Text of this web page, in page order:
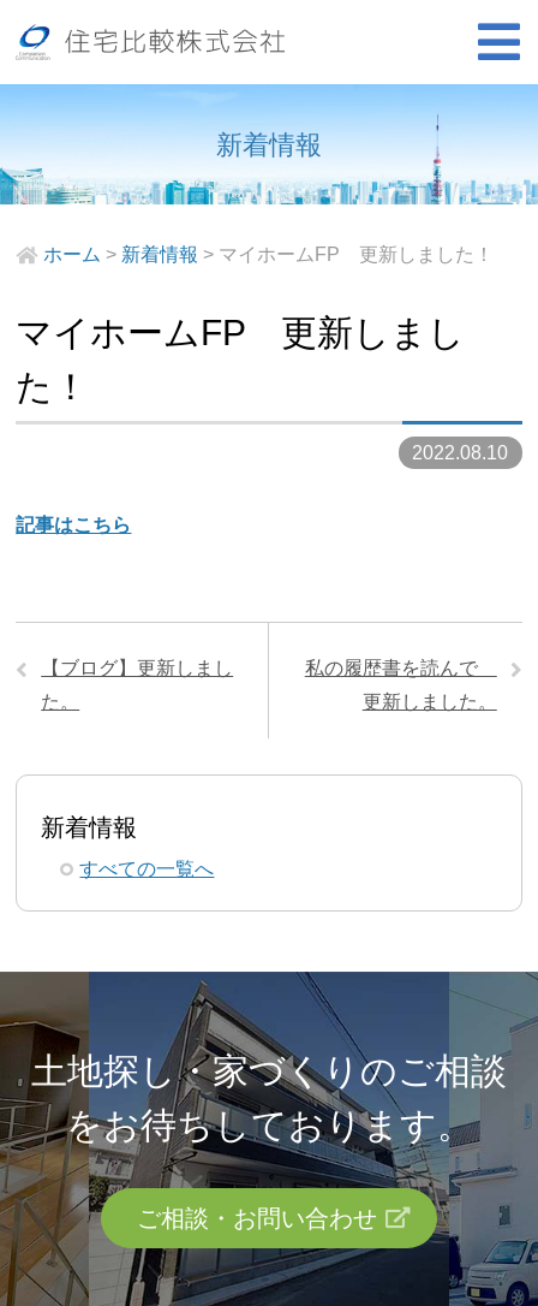
新着情報
ホーム > 新着情報 > マイホームFP 更新しました！
マイホームFP 更新しまし
た！
2022.08.10
記事はこちら
【ブログ】更新しまし
た。
私の履歴書を読んで
更新しました。
新着情報
すべての一覧へ
土地探し・家づくりのご相談
をお待ちしております。
ご相談・お問い合わせ